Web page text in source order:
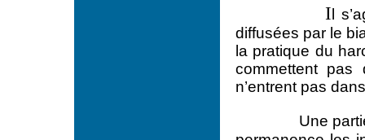
Il
diffusées par le
la pratique du
commettent pas
n’entrent pas
Une